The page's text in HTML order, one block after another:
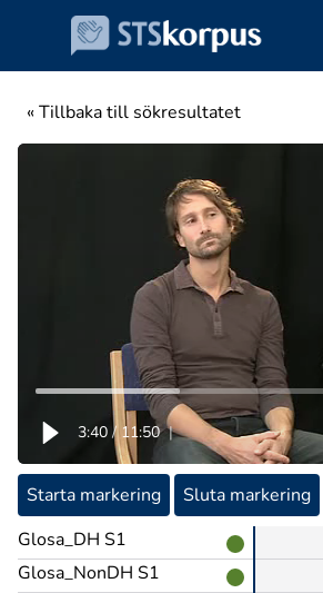
« Tillbaka till sökresultatet
3:40 / 11:50 |
Starta markering Sluta markering
Glosa_DH S1
Glosa_NonDH S1